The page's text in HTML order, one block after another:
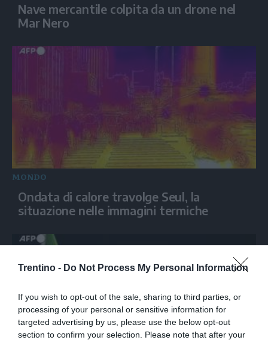
Trentino - Do Not Process My Personal Information
If you wish to opt-out of the sale, sharing to third parties, or
processing of your personal or sensitive information for
targeted advertising by us, please use the below opt-out
section to confirm your selection. Please note that after your
Nave mercantile colpita da un drone nel
Mar Nero
MONDO
Ondata di calore travolge Seul, la
situazione nelle immagini termiche